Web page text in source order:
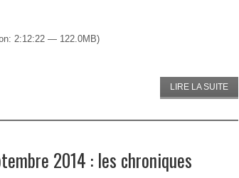
2:12:22 — 122.0MB)
LIRE LA SUITE
2014 : les chroniques